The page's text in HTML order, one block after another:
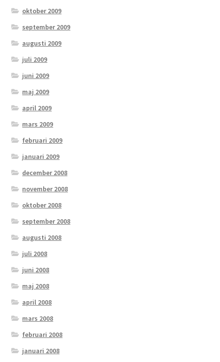
oktober 2009
september 2009
augusti 2009
juli 2009
juni 2009
maj 2009
april 2009
mars 2009
februari 2009
januari 2009
december 2008
november 2008
oktober 2008
september 2008
augusti 2008
juli 2008
juni 2008
maj 2008
april 2008
mars 2008
februari 2008
januari 2008